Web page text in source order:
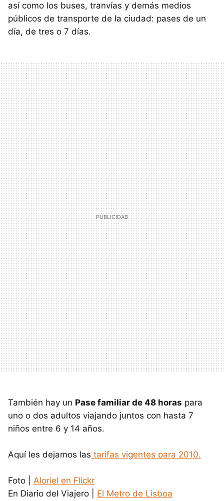
así como los buses, tranvías y demás medios
públicos de transporte de la ciudad: pases de un
día, de tres o 7 días.
También hay un Pase familiar de 48 horas para
uno o dos adultos viajando juntos con hasta 7
niños entre 6 y 14 años.
Aquí les dejamos las tarifas vigentes para 2010.
Foto | Aloriel en Flickr
En Diario del Viajero | El Metro de Lisboa